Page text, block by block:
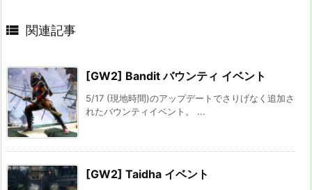
 関連記事
[GW2] Bandit バウンティ イベント
5/17 (現地時間)のアップデートでさりげなく追加さ
れたバウンティイベント。 ...
[GW2] Taidha イベント